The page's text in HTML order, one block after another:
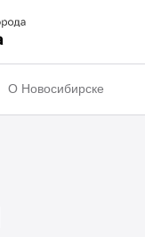
О Новосибирске